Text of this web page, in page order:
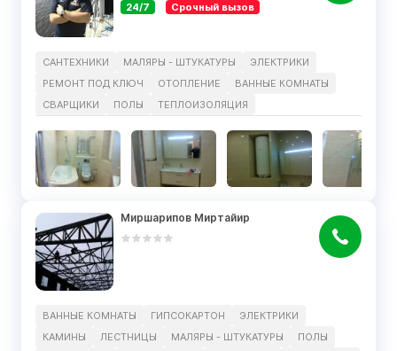
24/7 Срочный вызов
САНТЕХНИКИ МАЛЯРЫ - ШТУКАТУРЫ
ЭЛЕКТРИКИ
РЕМОНТ ПОД КЛЮЧ
ОТОПЛЕНИЕ
ВАННЫЕ КОМНАТЫ
СВАРЩИКИ
ПОЛЫ ТЕПЛОИЗОЛЯЦИЯ
Миршарипов Миртайир
ВАННЫЕ КОМНАТЫ ГИПСОКАРТОН
ЭЛЕКТРИКИ
КАМИНЫ
ЛЕСТНИЦЫ МАЛЯРЫ - ШТУКАТУРЫ
ПОЛЫ